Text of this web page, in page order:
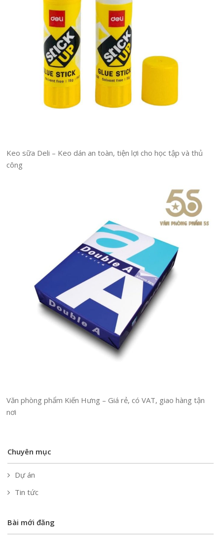
Keo sữa Deli – Keo dán an toàn, tiện lợi cho học tập và thủ
công
Văn phòng phẩm Kiến Hưng – Giá rẻ, có VAT, giao hàng tận
nơi
Chuyên mục
Dự án
Tin tức
Bài mới đăng